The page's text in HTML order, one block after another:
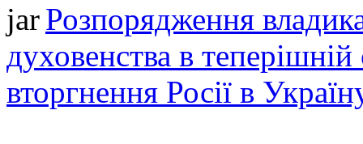
Розпорядження
духовенства в теперішній
вторгнення Росії в